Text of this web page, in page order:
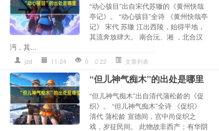
“动心骇目”出自宋代苏辙的《黄州快哉
亭记》。 “动心骇目”全诗 《黄州快哉亭
记》 宋代 苏辙 江出西陵，始得平地，
其流奔放肆大。 南合沅、湘 ，北合汉
沔，其...
jzd 11-24 0 22 文章列表
“但儿神气痴木”的出处是哪里
“但儿神气痴木”出自清代蒲松龄的《促
织》。 “但儿神气痴木”全诗 《促织》
清代 蒲松龄 宣德间，宫中尚促织之
戏，岁征民间。 此物故非西产；有华阴